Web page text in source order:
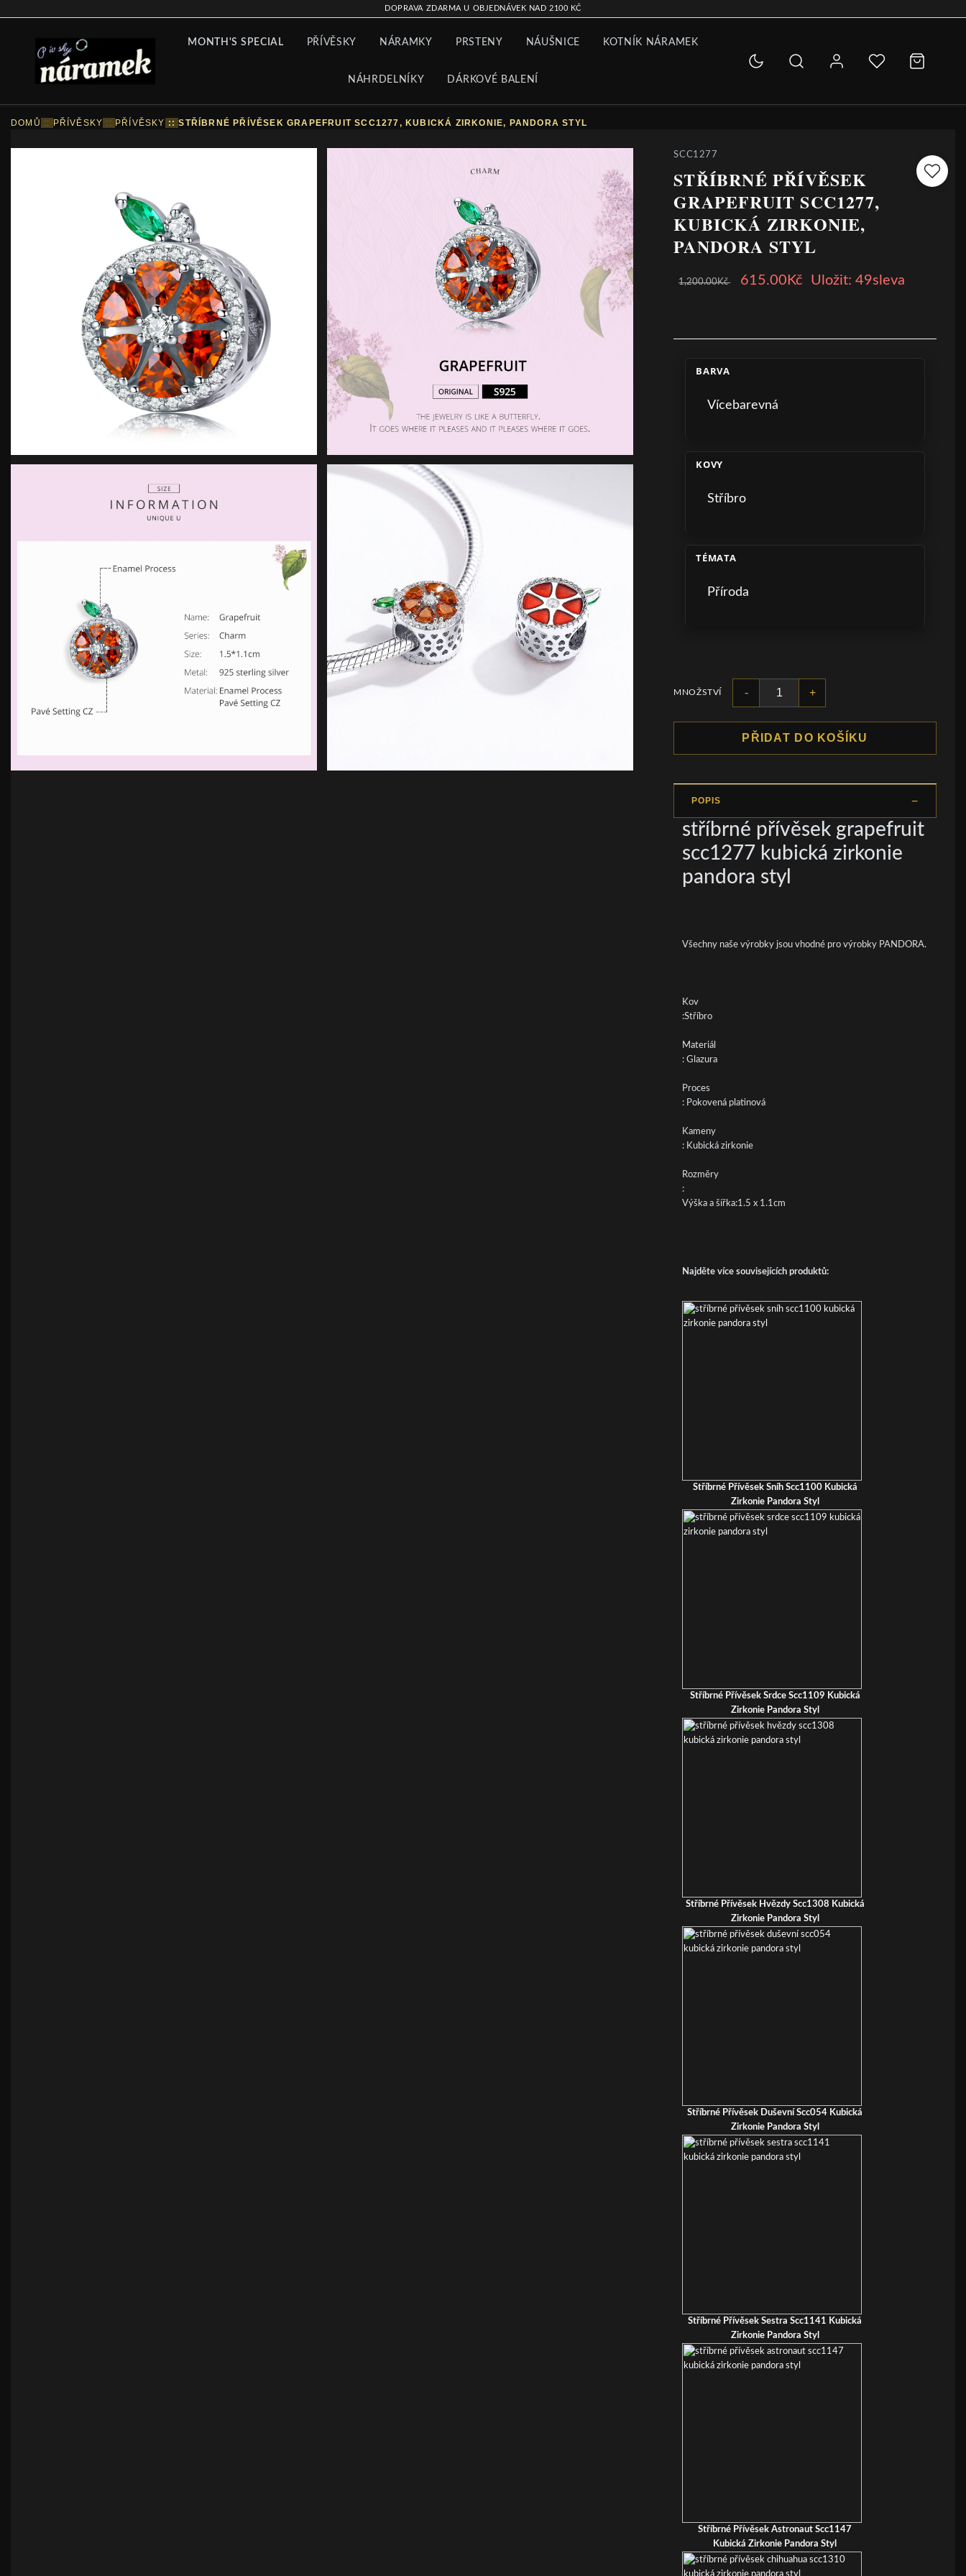
DOPRAVA ZDARMA U OBJEDNÁVEK NAD 2100 KČ
MONTH'S SPECIAL PŘÍVĚSKY NÁRAMKY PRSTENY NÁUŠNICE KOTNÍK NÁRAMEK
NÁHRDELNÍKY DÁRKOVÉ BALENÍ
DOMŮ :: PŘÍVĚSKY :: PŘÍVĚSKY ::STŘÍBRNÉ PŘÍVĚSEK GRAPEFRUIT SCC1277, KUBICKÁ ZIRKONIE, PANDORA STYL
SCC1277
STŘÍBRNÉ PŘÍVĚSEK
GRAPEFRUIT SCC1277,
KUBICKÁ ZIRKONIE,
PANDORA STYL
1,200.00Kč 615.00Kč Uložit: 49sleva
BARVA
Vícebarevná
KOVY
Stříbro
TÉMATA
Příroda
MNOŽSTVÍ - +
PŘIDAT DO KOŠÍKU
POPIS
stříbrné přívěsek grapefruit
scc1277 kubická zirkonie
pandora styl
Všechny naše výrobky jsou vhodné pro výrobky PANDORA.
Kov
:Stříbro
Materiál
: Glazura
Proces
: Pokovená platinová
Kameny
: Kubická zirkonie
Rozměry
:
Výška a šířka:1.5 x 1.1cm
Najděte více souvisejících produktů:
Stříbrné Přívěsek Sníh Scc1100 Kubická
Zirkonie Pandora Styl
Stříbrné Přívěsek Srdce Scc1109 Kubická
Zirkonie Pandora Styl
Stříbrné Přívěsek Hvězdy Scc1308 Kubická
Zirkonie Pandora Styl
Stříbrné Přívěsek Duševní Scc054 Kubická
Zirkonie Pandora Styl
Stříbrné Přívěsek Sestra Scc1141 Kubická
Zirkonie Pandora Styl
Stříbrné Přívěsek Astronaut Scc1147
Kubická Zirkonie Pandora Styl